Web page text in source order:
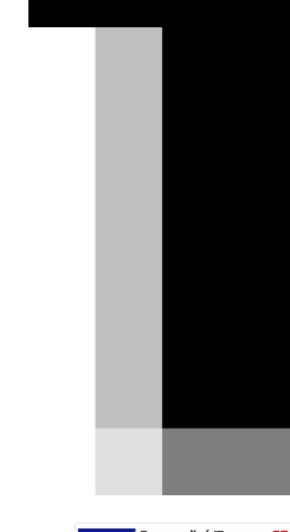
πρώτο 3μηνο του